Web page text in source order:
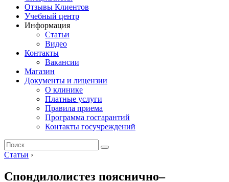
Отзывы Клиентов
Учебный центр
Информация
Статьи
Видео
Контакты
Вакансии
Магазин
Документы и лицензии
О клинике
Платные услуги
Правила приема
Программа госгарантий
Контакты госучреждений
Статьи ›
Спондилолистез пояснично–